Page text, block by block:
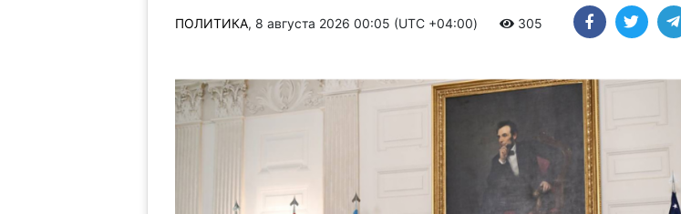
ПОЛИТИКА, 8 августа 2026 00:05 (UTC +04:00) 305